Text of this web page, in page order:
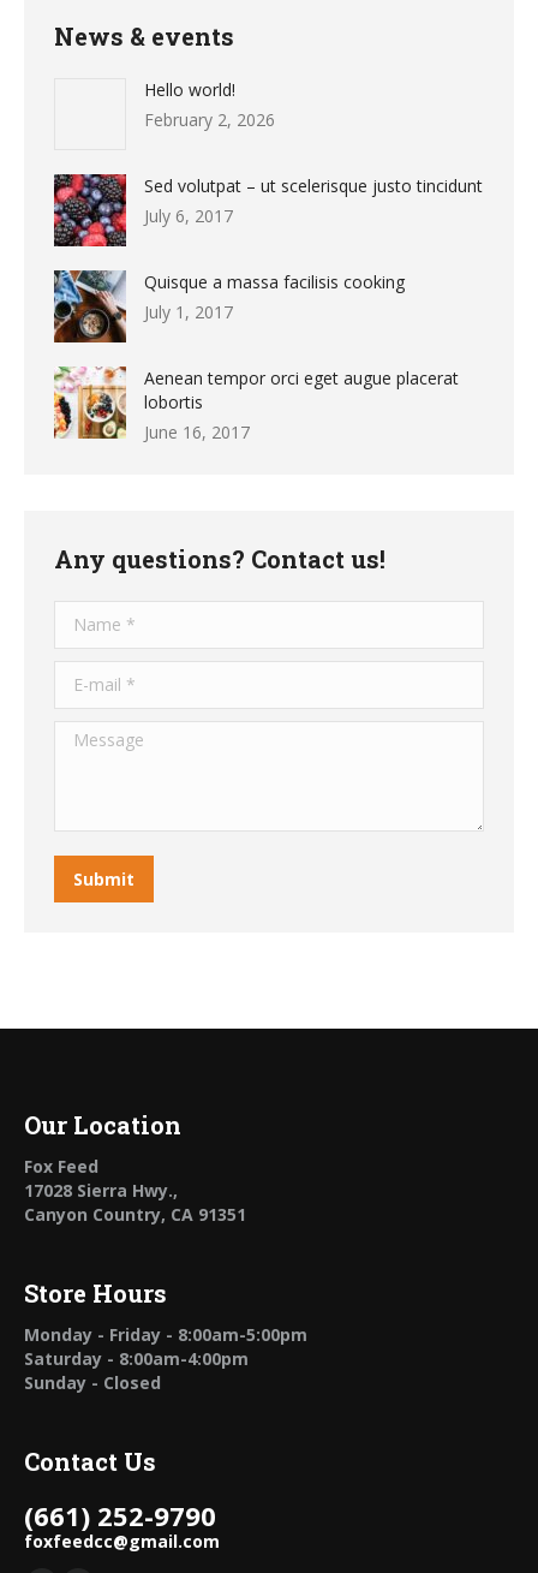
News & events
Hello world!
February 2, 2026
Sed volutpat – ut scelerisque justo tincidunt
July 6, 2017
Quisque a massa facilisis cooking
July 1, 2017
Aenean tempor orci eget augue placerat
lobortis
June 16, 2017
Any questions? Contact us!
Message
Submit
Our Location
Fox Feed
17028 Sierra Hwy.,
Canyon Country, CA 91351
Store Hours
Monday - Friday - 8:00am-5:00pm
Saturday - 8:00am-4:00pm
Sunday - Closed
Contact Us
(661) 252-9790
foxfeedcc@gmail.com